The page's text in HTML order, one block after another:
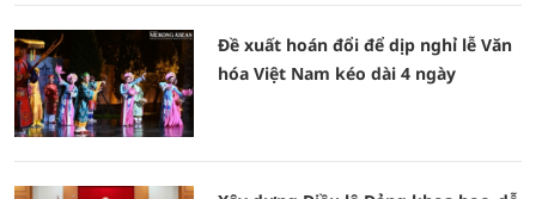
Đề xuất hoán đổi để dịp nghỉ lễ Văn
hóa Việt Nam kéo dài 4 ngày